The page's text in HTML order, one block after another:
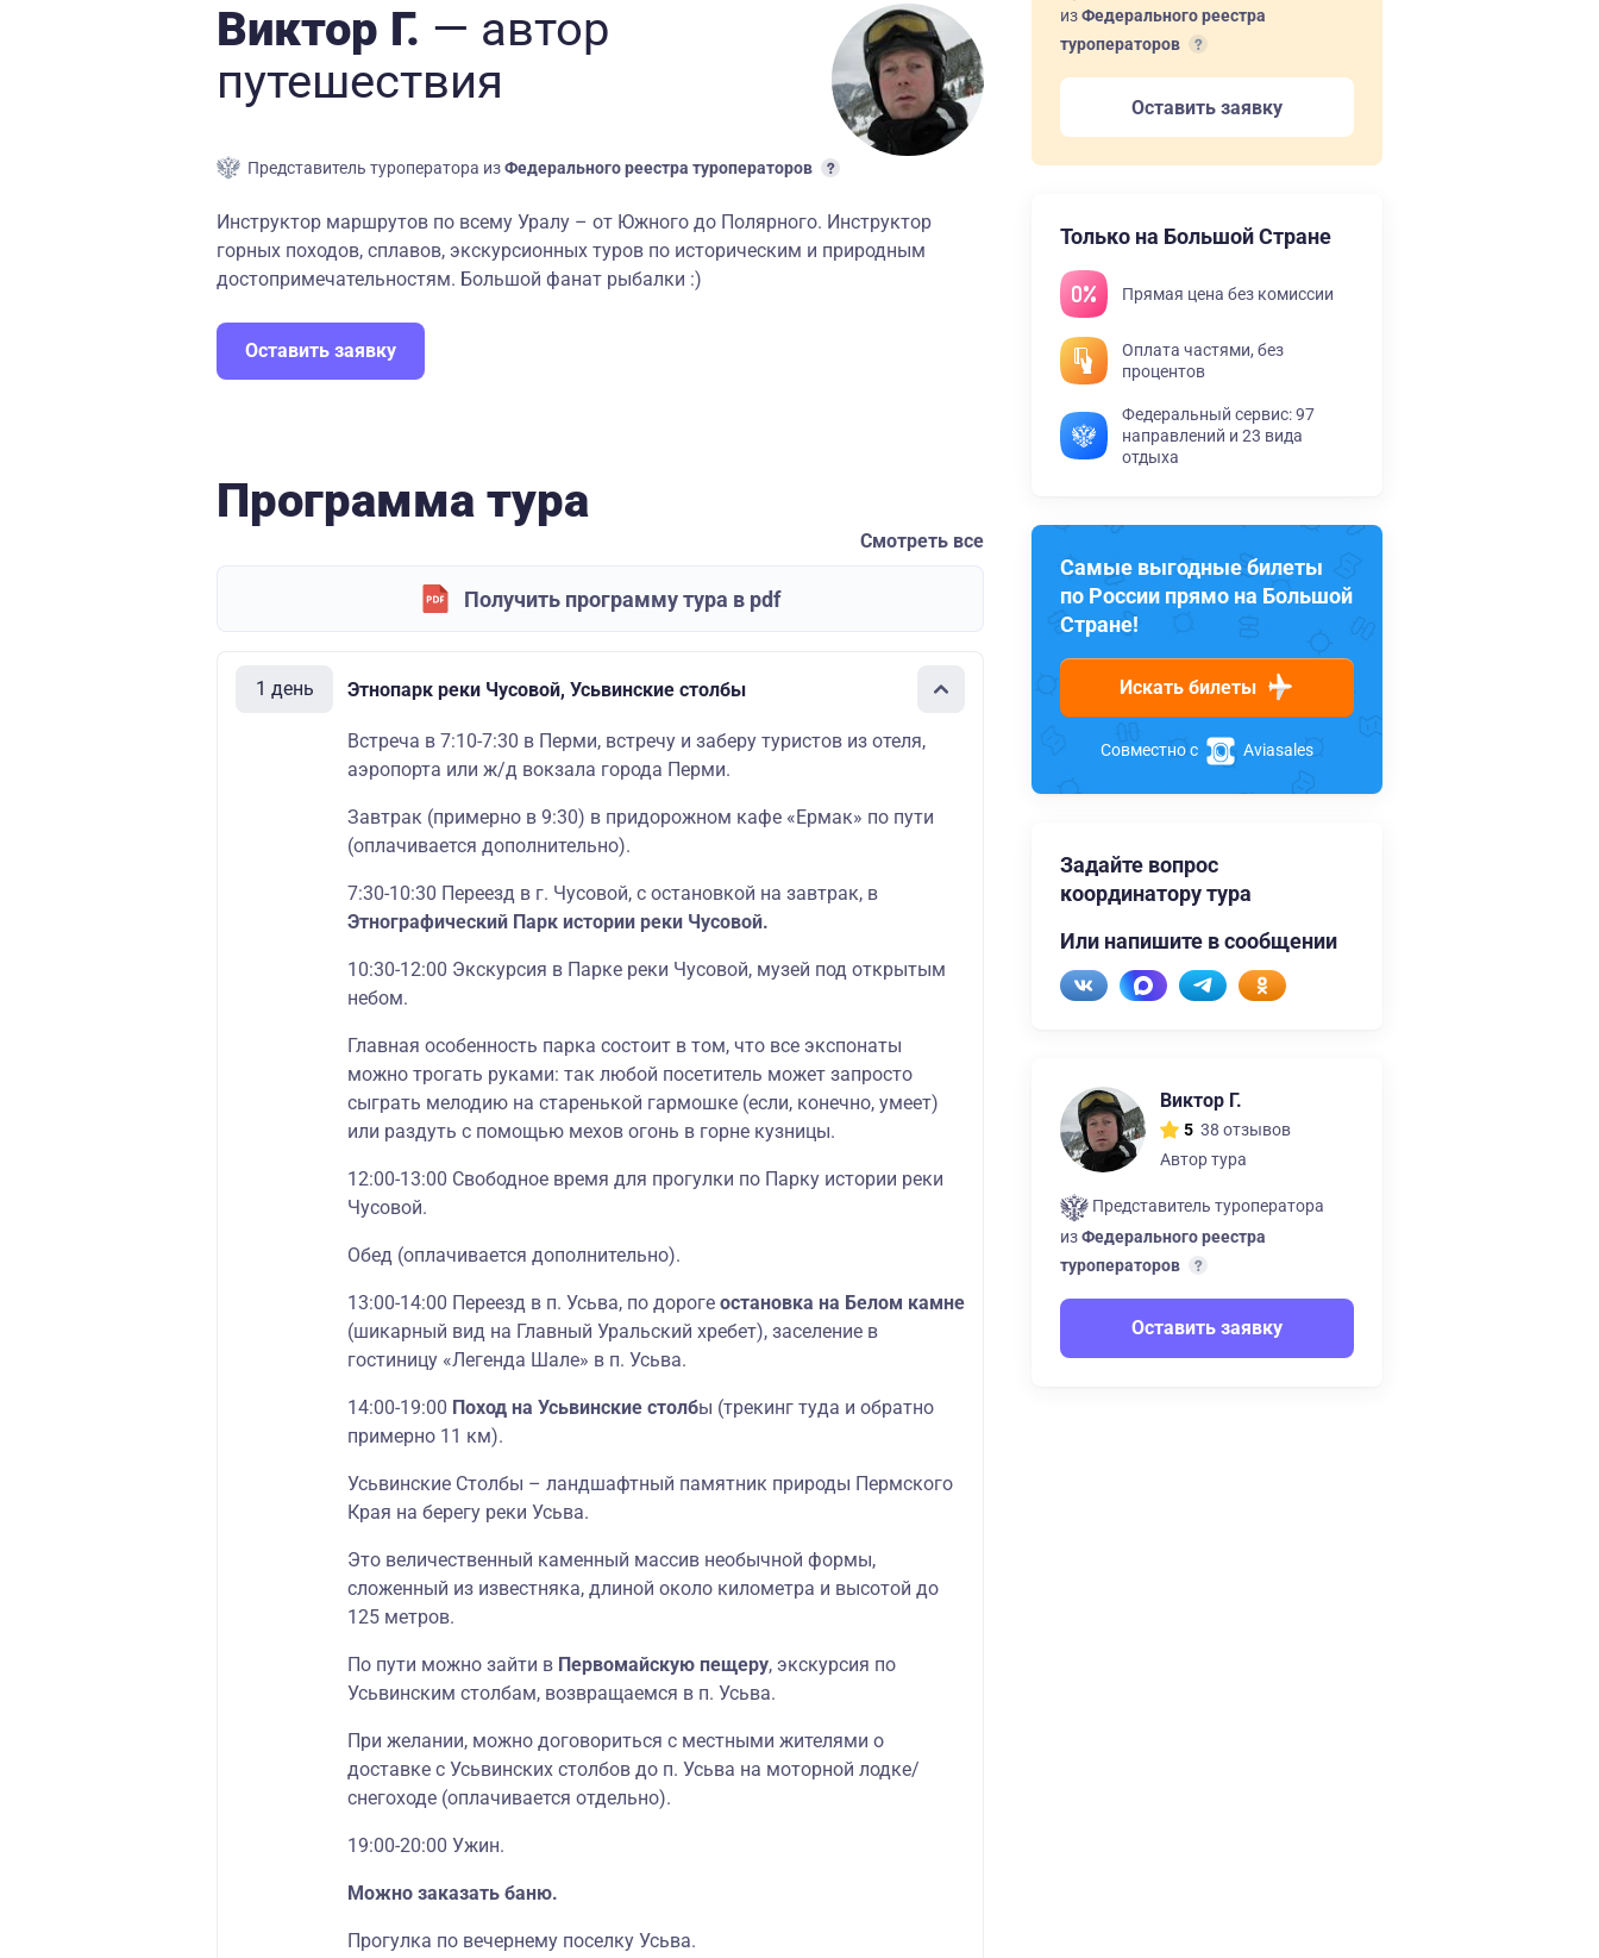
Виктор Г. — автор
путешествия
Представитель туроператора изФедерального реестра туроператоров
Инструктор маршрутов по всему Уралу – от Южного до Полярного. Инструктор
горных походов, сплавов, экскурсионных туров по историческим и природным
достопримечательностям. Большой фанат рыбалки :)
Оставить заявку
Программа тура
Смотреть все
Получить программу тура в pdf
1 день Этнопарк реки Чусовой, Усьвинские столбы
Встреча в 7:10-7:30 в Перми, встречу и заберу туристов из отеля,
аэропорта или ж/д вокзала города Перми.
Завтрак (примерно в 9:30) в придорожном кафе «Ермак» по пути
(оплачивается дополнительно).
7:30-10:30 Переезд в г. Чусовой, с остановкой на завтрак, в
Этнографический Парк истории реки Чусовой.
10:30-12:00 Экскурсия в Парке реки Чусовой, музей под открытым
небом.
Главная особенность парка состоит в том, что все экспонаты
можно трогать руками: так любой посетитель может запросто
сыграть мелодию на старенькой гармошке (если, конечно, умеет)
или раздуть с помощью мехов огонь в горне кузницы.
12:00-13:00 Свободное время для прогулки по Парку истории реки
Чусовой.
Обед (оплачивается дополнительно).
13:00-14:00 Переезд в п. Усьва, по дороге остановка на Белом камне
(шикарный вид на Главный Уральский хребет), заселение в
гостиницу «Легенда Шале» в п. Усьва.
14:00-19:00 Поход на Усьвинские столбы (трекинг туда и обратно
примерно 11 км).
Усьвинские Столбы – ландшафтный памятник природы Пермского
Края на берегу реки Усьва.
Это величественный каменный массив необычной формы,
сложенный из известняка, длиной около километра и высотой до
125 метров.
По пути можно зайти в Первомайскую пещеру, экскурсия по
Усьвинским столбам, возвращаемся в п. Усьва.
При желании, можно договориться с местными жителями о
доставке с Усьвинских столбов до п. Усьва на моторной лодке/
снегоходе (оплачивается отдельно).
19:00-20:00 Ужин.
Можно заказать баню.
Прогулка по вечернему поселку Усьва.
изФедерального реестра
туроператоров
Оставить заявку
Только на Большой Стране
Прямая цена без комиссии
Оплата частями, без
процентов
Федеральный сервис: 97
направлений и 23 вида
отдыха
Самые выгодные билеты
по России прямо на Большой
Стране!
Искать билеты
Совместно с Aviasales
Задайте вопрос
координатору тура
Или напишите в сообщении
Виктор Г.
5 38 отзывов
Автор тура
Представитель туроператора
изФедерального реестра
туроператоров
Оставить заявку